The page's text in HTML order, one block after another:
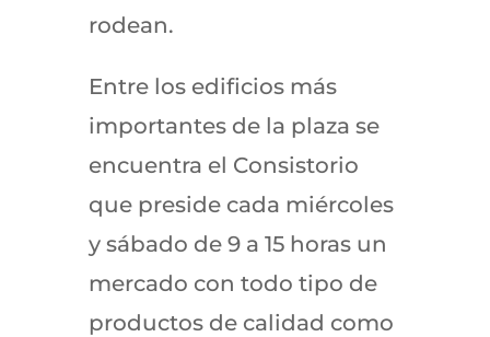
rodean.
Entre los edificios más
importantes de la plaza se
encuentra el Consistorio
que preside cada miércoles
y sábado de 9 a 15 horas un
mercado con todo tipo de
productos de calidad como